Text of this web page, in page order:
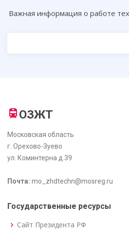
Важная информация о работе
ОЗЖТ
Московская область
г. Орехово-Зуево
ул. Коминтерна д.39
Почта: mo_zhdtechn@mosreg.ru
Государственные ресурсы
Сайт Президента РФ